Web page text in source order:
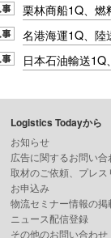
栗林商船1Q、燃
名港海運1Q、陸
日本石油輸送
Logistics Todayから
お知らせ
広告に関するお問い合
取材のご依頼、プレ
お申込み
物流セミナー情報の掲
ニュース配信登録
その他のお問い合わせ